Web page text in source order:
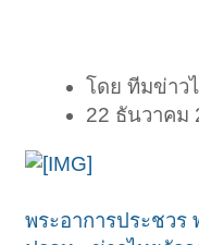
โดย ทีมข่าว
22 ธันวาคม
พระอาการประชวร